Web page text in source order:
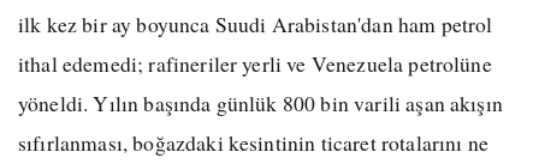
ilk kez bir ay boyunca Suudi Arabistan'dan ham petrol
ithal edemedi; rafineriler yerli ve Venezuela petrolüne
yöneldi. Yılın başında günlük 800 bin varili aşan akışın
sıfırlanması, boğazdaki kesintinin ticaret rotalarını ne